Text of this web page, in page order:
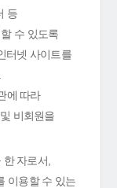
등
수 있도록
터넷 사이트를
에 따라
비회원을
자로서,
이용할 수 있는